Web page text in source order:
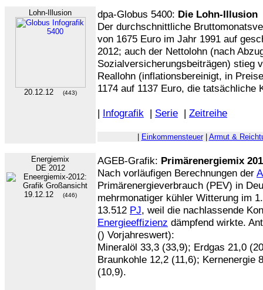
Lohn-Illusion
20.12.12 (443)
dpa-Globus 5400: Die Lohn-Illusion
Der durchschnittliche
von 1675 Euro im Jahr 1991 auf
2012; auch der Nettolohn (nach
Sozialversicherungsbeiträgen) stieg
Reallohn (inflationsbereinigt, in
1174 auf 1137 Euro, die
| Infografik | Serie | Zeitreihe
Einkommensteuer| Armut &
Energiemix
DE 2012
19.12.12 (446)
AGEB-Grafik: Primärenergiemix
Nach vorläufigen Berechnungen der
Primärenergieverbrauch (PEV) in
mehrmonatiger kühler Witterung im
13.512 PJ, weil die nachlassende
Energieeffizienz dämpfend wirkte.
() Vorjahreswert):
Mineralöl 33,3 (33,9); Erdgas 21,0
Braunkohle 12,2 (11,6); Kernenergie
(10,9).